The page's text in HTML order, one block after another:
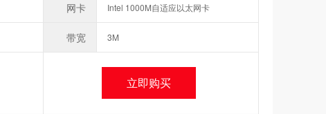
网卡 Intel 1000M自适应以太网卡
带宽 3M
立即购买